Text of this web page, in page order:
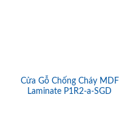
Cửa Gỗ Chống Cháy MDF
Laminate P1R2-a-SGD